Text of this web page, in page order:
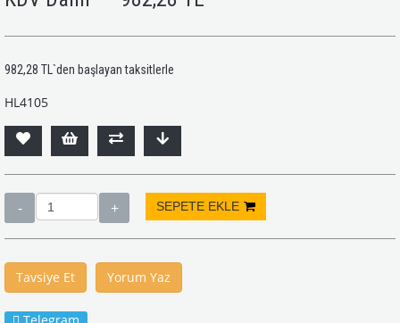
982,28 TL `den başlayan taksitlerle
HL4105
Tavsiye Et Yorum Yaz